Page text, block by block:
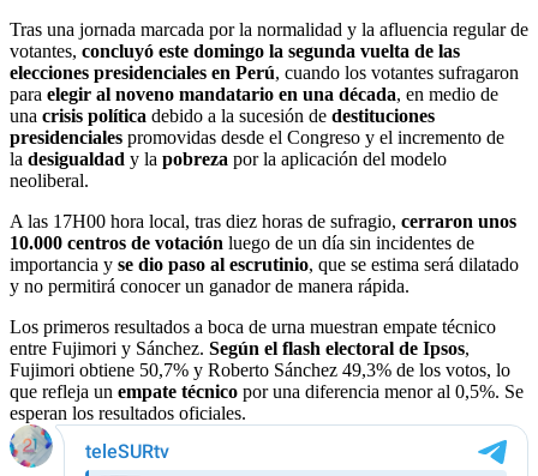
Tras una jornada marcada por la normalidad y la afluencia regular de
votantes, concluyó este domingo la segunda vuelta de las
elecciones presidenciales en Perú, cuando los votantes sufragaron
para elegir al noveno mandatario en una década, en medio de
una crisis política debido a la sucesión de destituciones
presidenciales promovidas desde el Congreso y el incremento de
la desigualdad y la pobreza por la aplicación del modelo
neoliberal.
A las 17H00 hora local, tras diez horas de sufragio, cerraron unos
10.000 centros de votación luego de un día sin incidentes de
importancia y se dio paso al escrutinio, que se estima será dilatado
y no permitirá conocer un ganador de manera rápida.
Los primeros resultados a boca de urna muestran empate técnico
entre Fujimori y Sánchez. Según el flash electoral de Ipsos,
Fujimori obtiene 50,7% y Roberto Sánchez 49,3% de los votos, lo
que refleja un empate técnico por una diferencia menor al 0,5%. Se
esperan los resultados oficiales.